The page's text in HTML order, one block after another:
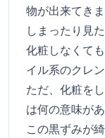
物が出来てき
しまったり見
化粧しなくて
イル系のクレ
ただ、化粧を
は何の意味が
この黒ずみが